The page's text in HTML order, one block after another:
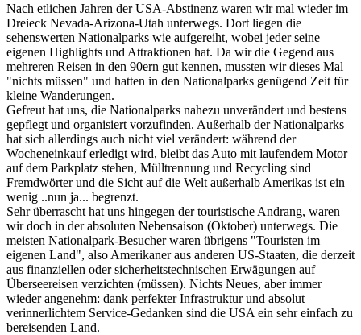
Nach etlichen Jahren der USA-Abstinenz waren wir mal wieder im
Dreieck Nevada-Arizona-Utah unterwegs. Dort liegen die
sehenswerten Nationalparks wie aufgereiht, wobei jeder seine
eigenen Highlights und Attraktionen hat. Da wir die Gegend aus
mehreren Reisen in den 90ern gut kennen, mussten wir dieses Mal
"nichts müssen" und hatten in den Nationalparks genügend Zeit für
kleine Wanderungen.
Gefreut hat uns, die Nationalparks nahezu unverändert und bestens
gepflegt und organisiert vorzufinden. Außerhalb der Nationalparks
hat sich allerdings auch nicht viel verändert: während der
Wocheneinkauf erledigt wird, bleibt das Auto mit laufendem Motor
auf dem Parkplatz stehen, Mülltrennung und Recycling sind
Fremdwörter und die Sicht auf die Welt außerhalb Amerikas ist ein
wenig ..nun ja... begrenzt.
Sehr überrascht hat uns hingegen der touristische Andrang, waren
wir doch in der absoluten Nebensaison (Oktober) unterwegs. Die
meisten Nationalpark-Besucher waren übrigens "Touristen im
eigenen Land", also Amerikaner aus anderen US-Staaten, die derzeit
aus finanziellen oder sicherheitstechnischen Erwägungen auf
Überseereisen verzichten (müssen). Nichts Neues, aber immer
wieder angenehm: dank perfekter Infrastruktur und absolut
verinnerlichtem Service-Gedanken sind die USA ein sehr einfach zu
bereisenden Land.